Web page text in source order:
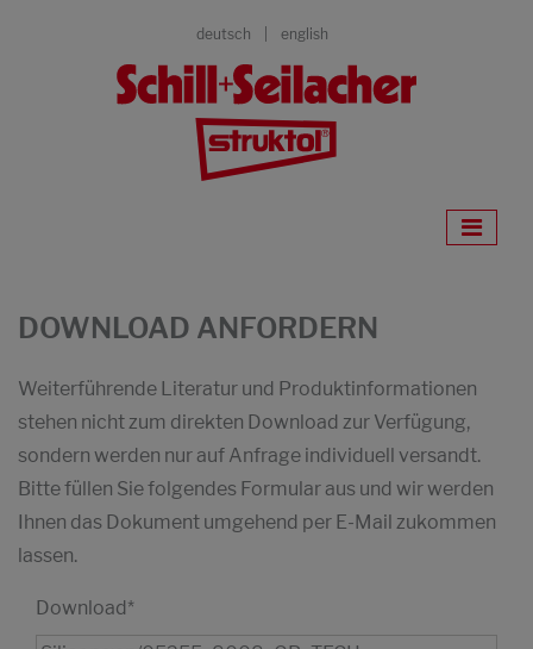
deutsch english
DOWNLOAD ANFORDERN
Weiterführende Literatur und Produktinformationen
stehen nicht zum direkten Download zur Verfügung,
sondern werden nur auf Anfrage individuell versandt.
Bitte füllen Sie folgendes Formular aus und wir werden
Ihnen das Dokument umgehend per E-Mail zukommen
lassen.
Download*